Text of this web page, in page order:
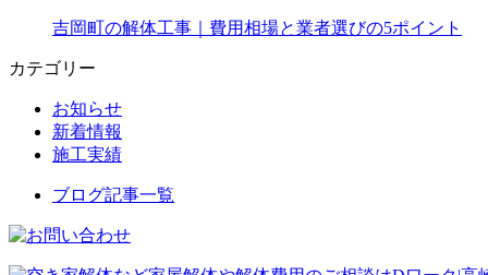
吉岡町の解体工事｜費用相場と業者選びの5ポイント
カテゴリー
お知らせ
新着情報
施工実績
ブログ記事一覧